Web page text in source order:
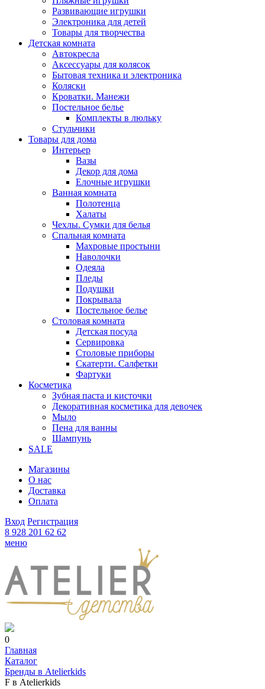
Развивающие игрушки
Электроника для детей
Товары для творчества
Детская комната
Автокресла
Аксессуары для колясок
Бытовая техника и электроника
Коляски
Кроватки. Манежи
Постельное белье
Комплекты в люльку
Стульчики
Товары для дома
Интерьер
Вазы
Декор для дома
Елочные игрушки
Ванная комната
Полотенца
Халаты
Чехлы. Сумки для белья
Спальная комната
Махровые простыни
Наволочки
Одеяла
Пледы
Подушки
Покрывала
Постельное белье
Столовая комната
Детская посуда
Сервировка
Столовые приборы
Скатерти. Салфетки
Фартуки
Косметика
Зубная паста и кисточки
Декоративная косметика для девочек
Мыло
Пена для ванны
Шампунь
SALE
Магазины
О нас
Доставка
Оплата
Вход Регистрация
8 928 201 62 62
меню
0
Главная
Каталог
Бренды в Atelierkids
F в Atelierkids